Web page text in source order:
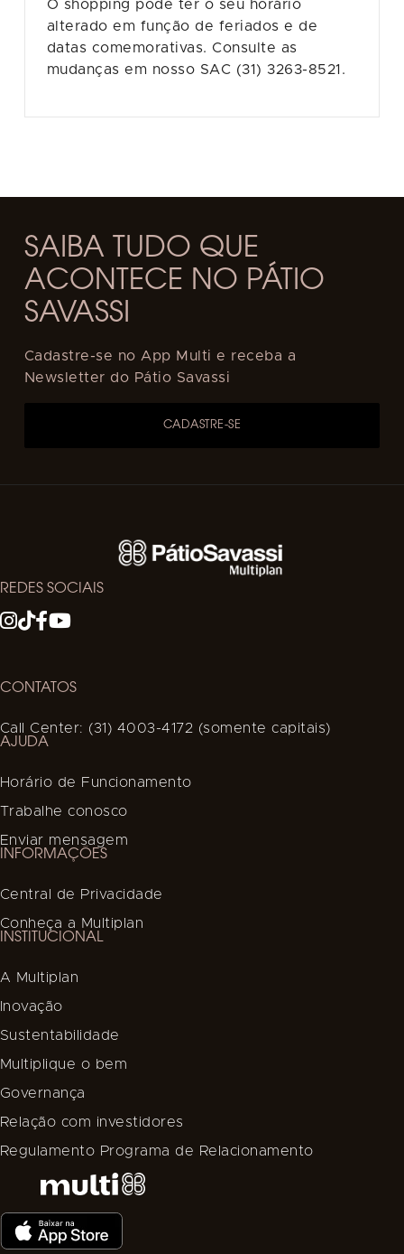
O shopping pode ter o seu horário
alterado em função de feriados e de
datas comemorativas. Consulte as
mudanças em nosso SAC (31) 3263-8521.
SAIBA TUDO QUE
ACONTECE NO PÁTIO
SAVASSI
Cadastre-se no App Multi e receba a
Newsletter do Pátio Savassi
CADASTRE-SE
REDES SOCIAIS
CONTATOS
Call Center: (31) 4003-4172 (somente capitais)
AJUDA
Horário de Funcionamento
Trabalhe conosco
Enviar mensagem
INFORMAÇÕES
Central de Privacidade
Conheça a Multiplan
INSTITUCIONAL
A Multiplan
Inovação
Sustentabilidade
Multiplique o bem
Governança
Relação com investidores
Regulamento Programa de Relacionamento